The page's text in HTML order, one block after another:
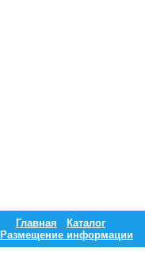
Главная
Каталог
Размещение информации